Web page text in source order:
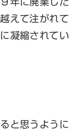
えて注がれて
凝縮されてい
と思うように